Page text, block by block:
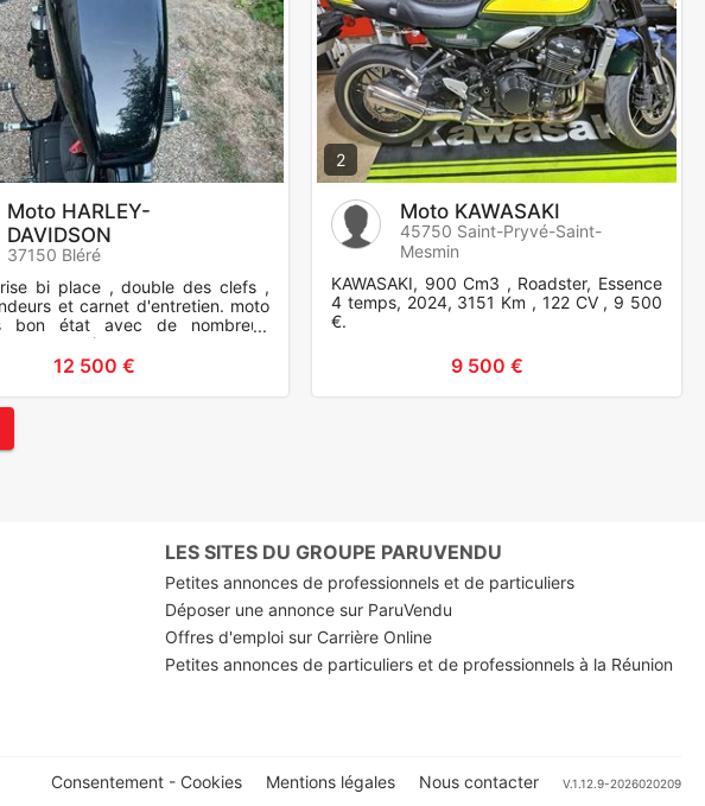
Moto HARLEY-
DAVIDSON
37150 Bléré
bi place , double des clefs ,
et carnet d'entretien. moto
bon état avec de nombreux
toujours entretenu en
toujours entrepos
12 500 €
2
Moto KAWASAKI
45750 Saint-Pryvé-Saint-
Mesmin
KAWASAKI, 900 Cm3 , Roadster, Essence
4 temps, 2024, 3151 Km , 122 CV , 9 500
€.
9 500 €
LES SITES DU GROUPE PARUVENDU
Petites annonces de professionnels et de particuliers
Déposer une annonce sur ParuVendu
Offres d'emploi sur Carrière Online
Petites annonces de particuliers et de professionnels à la Réunion
Consentement - Cookies Mentions légales Nous contacter V.1.12.9-2026020209